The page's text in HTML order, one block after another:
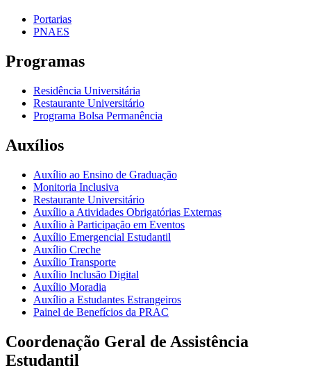
Portarias
PNAES
Programas
Residência Universitária
Restaurante Universitário
Programa Bolsa Permanência
Auxílios
Auxílio ao Ensino de Graduação
Monitoria Inclusiva
Restaurante Universitário
Auxílio a Atividades Obrigatórias Externas
Auxílio à Participação em Eventos
Auxílio Emergencial Estudantil
Auxílio Creche
Auxílio Transporte
Auxílio Inclusão Digital
Auxílio Moradia
Auxílio a Estudantes Estrangeiros
Painel de Benefícios da PRAC
Coordenação Geral de Assistência
Estudantil